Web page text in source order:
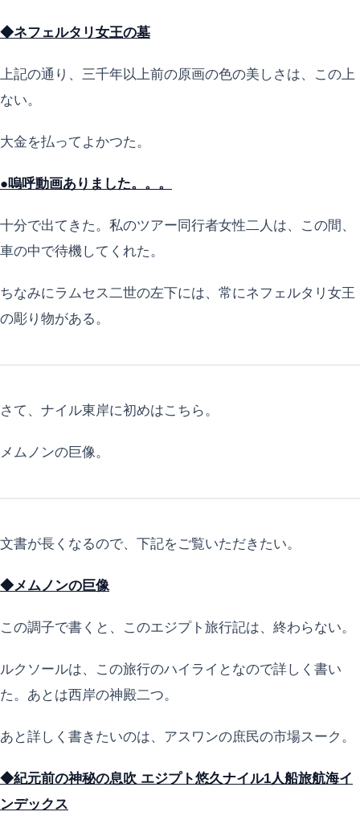
◆ネフェルタリ女王の墓
上記の通り、三千年以上前の原画の色の美しさは、この上
ない。
大金を払ってよかつた。
●嗚呼動画ありました。。。
十分で出てきた。私のツアー同行者女性二人は、この間、
車の中で待機してくれた。
ちなみにラムセス二世の左下には、常にネフェルタリ女王
の彫り物がある。
さて、ナイル東岸に初めはこちら。
メムノンの巨像。
文書が長くなるので、下記をご覧いただきたい。
◆メムノンの巨像
この調子で書くと、このエジプト旅行記は、終わらない。
ルクソールは、この旅行のハイライとなので詳しく書い
た。あとは西岸の神殿二つ。
あと詳しく書きたいのは、アスワンの庶民の市場スーク。
◆紀元前の神秘の息吹 エジプト悠久ナイル1人船旅航海イ
ンデックス